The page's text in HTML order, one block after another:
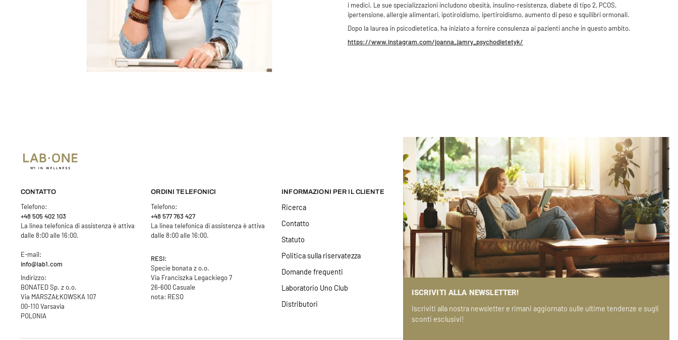
i medici. Le sue specializzazioni includono obesità, insulino-resistenza, diabete di tipo 2, PCOS,
ipertensione, allergie alimentari, ipotiroidismo, ipertiroidismo, aumento di peso e squilibri ormonali.
Dopo la laurea in psicodietetica, ha iniziato a fornire consulenza ai pazienti anche in questo ambito.
https://www.instagram.com/joanna_jamry_psychodietetyk/
ISCRIVITI ALLA NEWSLETTER!
Iscriviti alla nostra newsletter e rimani aggiornato sulle ultime tendenze e sugli
sconti esclusivi!
CONTATTO
Telefono:
+48 505 402 103
La linea telefonica di assistenza è attiva
dalle 8:00 alle 16:00.
E-mail:
info@lab1.com
Indirizzo:
BONATED Sp. z o.o.
Via MARSZAŁKOWSKA 107
00-110 Varsavia
POLONIA
ORDINI TELEFONICI
Telefono:
+48 577 763 427
La linea telefonica di assistenza è attiva
dalle 8:00 alle 16:00.
RESI:
Specie bonata z o.o.
Via Franciszka Legackiego 7
26-600 Casuale
nota: RESO
INFORMAZIONI PER IL CLIENTE
Ricerca
Contatto
Statuto
Politica sulla riservatezza
Domande frequenti
Laboratorio Uno Club
Distributori